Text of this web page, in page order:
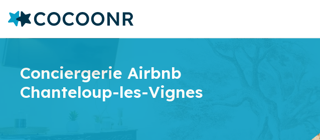
Conciergerie Airbnb
Chanteloup-les-Vignes